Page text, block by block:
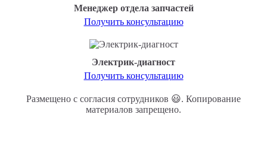
Менеджер отдела запчастей
Получить консультацию
Электрик-диагност
Получить консультацию